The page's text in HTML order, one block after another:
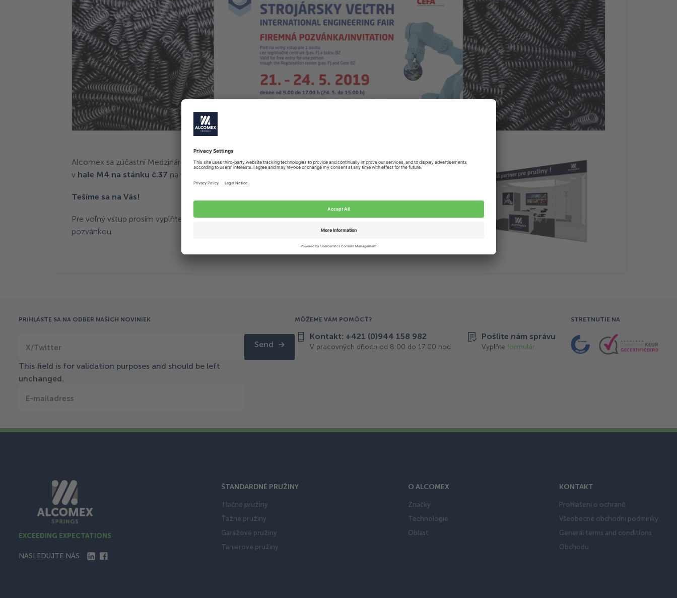
Alcomex sa zúčastní Medzinárodného strojárskeho veľtrhu v Nitre v dňoch 21.-24.5.2019. Nájdete nás na
v hale M4 na stánku č.37 na výstavisku v areáli Agrokomplexu v Nitre.
Tešíme sa na Vás!
Pre voľný vstup prosím vyplňte kontaktný formulára následne Vám zašleme formulár s elektronickou
pozvánkou.
PRIHLÁSTE SA NA ODBER NAŠICH NOVINIEK
X/Twitter
This field is for validation purposes and should be left
unchanged.
E-mailadress
Send
MÔŽEME VÁM POMÔCŤ?
Kontakt: +421 (0)944 158 982
V pracovných dňoch od 8:00 do 17:00 hod
Pošlite nám správu
Vyplňte formulár
STRETNUTIE NA
EXCEEDING EXPECTATIONS
NASLEDUJTE NÁS
ŠTANDARDNÉ PRUŽINY
Tlačné pružiny
Ťažné pružiny
Garážové pružiny
Tanierové pružiny
O ALCOMEX
Značky
Technológie
Oblast´
KONTAKT
Prohlášení o ochraně
Všeobecné obchodní podmínky
General terms and conditions
Obchodu